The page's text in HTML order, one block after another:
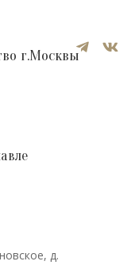
 
г.Москвы
д.